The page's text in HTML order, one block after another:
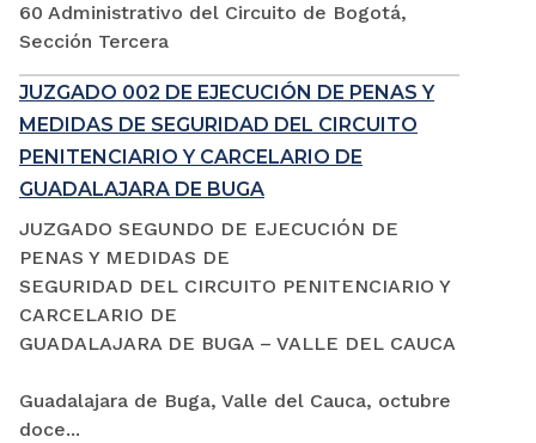
60 Administrativo del Circuito de Bogotá,
Sección Tercera
JUZGADO 002 DE EJECUCIÓN DE PENAS Y
MEDIDAS DE SEGURIDAD DEL CIRCUITO
PENITENCIARIO Y CARCELARIO DE
GUADALAJARA DE BUGA
JUZGADO SEGUNDO DE EJECUCIÓN DE
PENAS Y MEDIDAS DE
SEGURIDAD DEL CIRCUITO PENITENCIARIO Y
CARCELARIO DE
GUADALAJARA DE BUGA – VALLE DEL CAUCA
Guadalajara de Buga, Valle del Cauca, octubre
doce...